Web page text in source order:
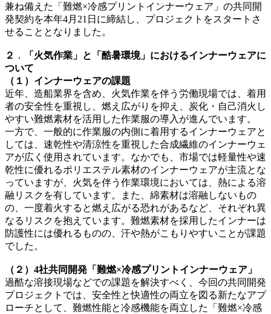
兼ね備えた「難燃×冷感プリントインナーウェア」の共同開
発契約を本年4月21日に締結し、プロジェクトをスタートさ
せることとなりました。
２ ．
「火気作業」と「酷暑環境」におけるインナーウェアに
ついて
（１）インナーウェアの課題
近年、造船業界を含め、火気作業を伴う労働現場では、着用
者の安全性を重視し、燃え広がりを抑え、炭化・自己消火し
やすい難燃素材を活用した作業服の導入が進んでいます。
一方で、一般的に作業服の内側に着用するインナーウェアと
しては、速乾性や清涼性を重視した合成繊維のインナーウェ
アが広く使用されています。なかでも、市場では軽量性や速
乾性に優れるポリエステル素材のインナーウェアが主流とな
っていますが、火気を伴う作業環境においては、熱による溶
融リスクを有しています。また、綿素材は溶融しないもの
の、一度着火すると燃え広がる恐れがあるなど、それぞれ異
なるリスクを抱えています。難燃素材を採用したインナーは
防護性には優れるものの、汗や熱がこもりやすいことが課題
でした。
（２）4社共同開発「難燃×冷感プリントインナーウェア」
過酷な溶接現場などでの課題を解決すべく、今回の共同開発
プロジェクトでは、安全性と快適性の両立を図る新たなアプ
ローチとして、難燃性能と冷感機能を両立した「難燃×冷感